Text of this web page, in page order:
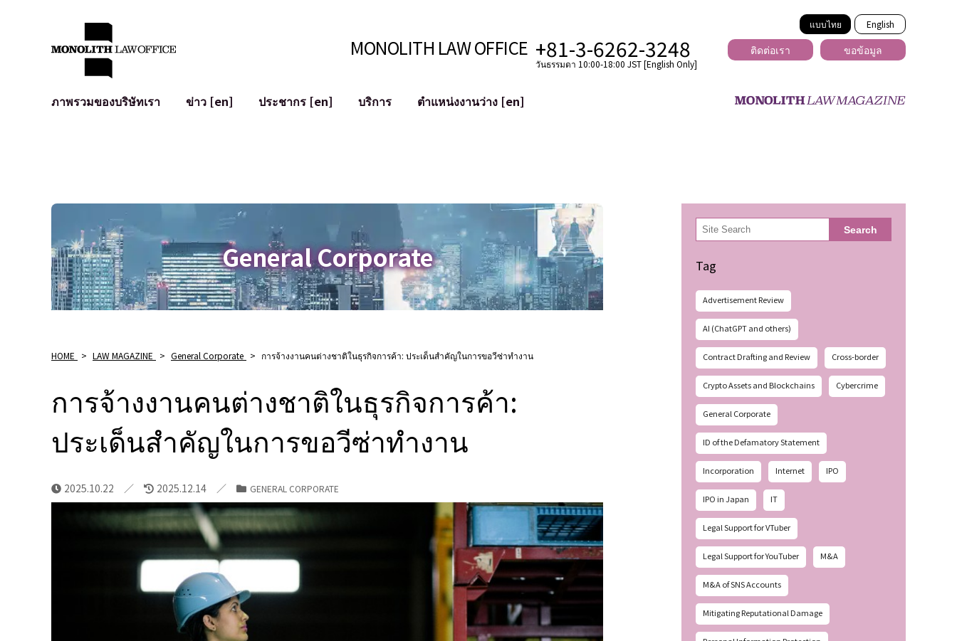
แบบไทย English
MONOLITH LAW OFFICE +81-3-6262-3248
วันธรรมดา 10:00-18:00 JST [English Only]
ติดต่อเรา ขอข้อมูล
ภาพรวมของบริษัทเรา
ข่าว [en] ประชากร [en]
บริการ
การป้องกันข้อมูลส่วนบุคคล
การตรวจสอบโฆษณา
อาชญากรรมไซเบอร์
การบรรเทาความเสียหายต่อชื่อเสียง
การระบุตัวตนของคำกล่าวหาที่เป็นการใส่ร้าย
ตำแหน่งงานว่าง [en]
General Corporate
HOME > LAW MAGAZINE > General Corporate > การจ้างงานคนต่างชาติในธุรกิจการค้า: ประเด็นสําคัญในการขอวีซ่าทํางาน
การจ้างงานคนต่างชาติในธุรกิจการค้า:
ประเด็นสําคัญในการขอวีซ่าทํางาน
2025.10.22 2025.12.14 GENERAL CORPORATE
検
索 Search
Tag
Advertisement Review
AI (ChatGPT and others)
Contract Drafting and Review Cross-border
Crypto Assets and Blockchains Cybercrime
General Corporate
ID of the Defamatory Statement
Incorporation Internet IPO
IPO in Japan IT
Legal Support for VTuber
Legal Support for YouTuber M&A
M&A of SNS Accounts
Mitigating Reputational Damage